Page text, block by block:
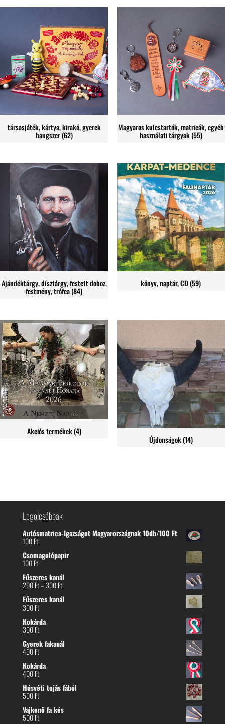
társasjáték, kártya, kirakó, gyerek
hangszer(62)
Magyaros kulcstartók, matricák, egyéb
használati tárgyak(55)
Ajándéktárgy, dísztárgy, festett doboz,
festmény, trófea(84)
könyv, naptár, CD(59)
Akciós termékek(4)
Újdonságok(14)
Legolcsóbbak
Autósmatrica-Igazságot Magyarországnak 10db/100 Ft
100Ft
Csomagolópapir
100Ft
Fűszeres kanál
200Ft–300FtÁrtartomány:
-
Fűszeres kanál
300Ft
Kokárda
300Ft
Gyerek fakanál
400Ft
Kokárda
400Ft
Húsvéti tojás fából
500Ft
Vajkenő fa kés
500Ft